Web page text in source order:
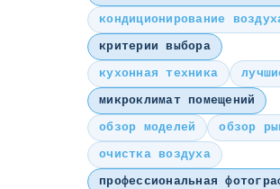
кондиционирование
критерии выбора
кухонная техника
микроклимат помещений
обзор моделей
обзор
очистка воздуха
профессиональная